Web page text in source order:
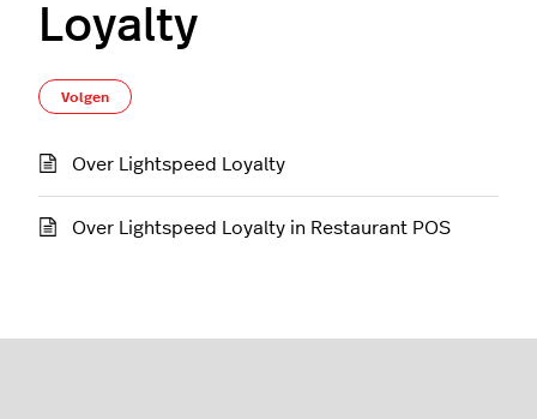
Loyalty
Volgen
Over Lightspeed Loyalty
Over Lightspeed Loyalty in Restaurant POS